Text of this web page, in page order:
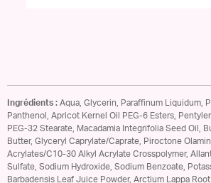
Ingrédients : Aqua, Glycerin, Paraffinum Liquidum,
Panthenol, Apricot Kernel Oil PEG-6 Esters,
PEG-32 Stearate, Macadamia Integrifolia Seed Oil,
Butter, Glyceryl Caprylate/Caprate, Piroctone
Acrylates/C10-30 Alkyl Acrylate Crosspolymer,
Sulfate, Sodium Hydroxide, Sodium Benzoate,
Barbadensis Leaf Juice Powder, Arctium Lappa